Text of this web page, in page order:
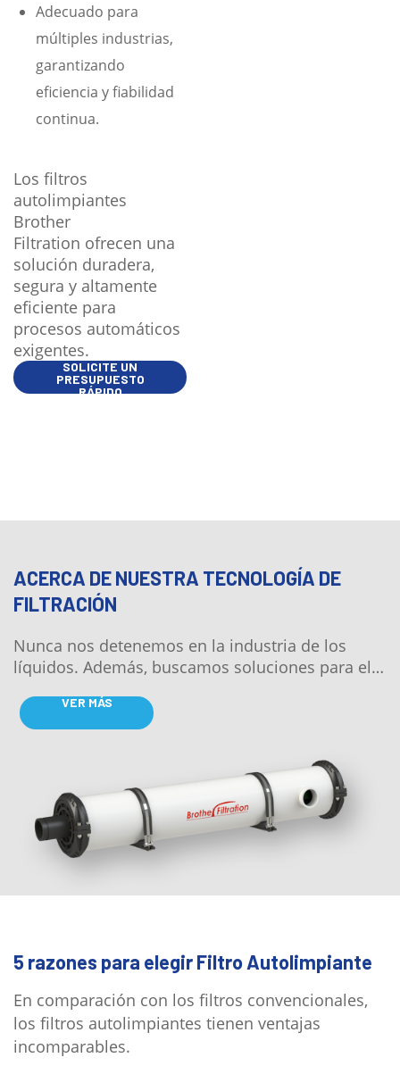
Adecuado para
múltiples industrias,
garantizando
eficiencia y fiabilidad
continua.
Los filtros
autolimpiantes
Brother
Filtration ofrecen una
solución duradera,
segura y altamente
eficiente para
procesos automáticos
exigentes.
SOLICITE UN
PRESUPUESTO
RÁPIDO
ACERCA DE NUESTRA TECNOLOGÍA DE
FILTRACIÓN
Nunca nos detenemos en la industria de los
líquidos. Además, buscamos soluciones para el
VER MÁS
5 razones para elegir Filtro Autolimpiante
En comparación con los filtros convencionales,
los filtros autolimpiantes tienen ventajas
incomparables.